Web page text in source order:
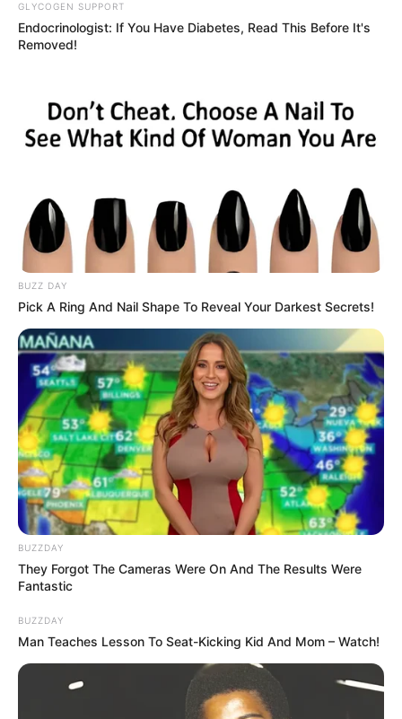
INSPIRASI
Kisah Nabi Musa, Melawan Raja
GLYCOGEN SUPPORT
Endocrinologist: If You Have Diabetes, Read This Before It's
Removed!
BUZZ DAY
Pick A Ring And Nail Shape To Reveal Your Darkest Secrets!
BUZZDAY
They Forgot The Cameras Were On And The Results Were
Fantastic
BUZZDAY
Man Teaches Lesson To Seat-Kicking Kid And Mom – Watch!